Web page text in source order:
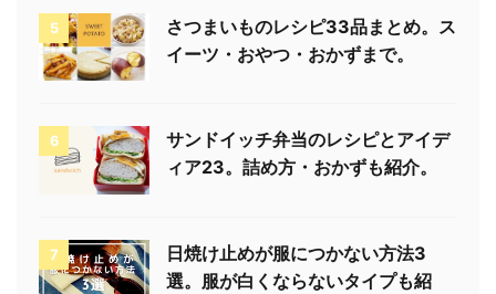
5
さつまいものレシピ33品まとめ。ス
イーツ・おやつ・おかずまで。
6
サンドイッチ弁当のレシピとアイデ
ィア23。詰め方・おかずも紹介。
7
日焼け止めが服につかない方法3
選。服が白くならないタイプも紹